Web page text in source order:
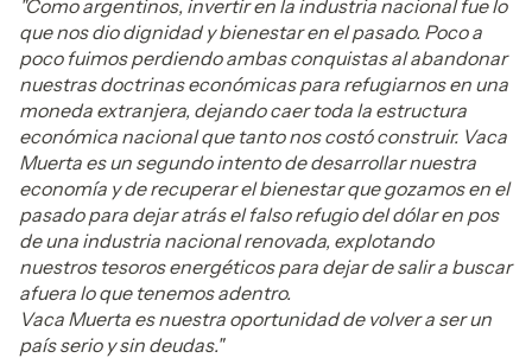
"Como argentinos, invertir en la industria nacional fue lo
que nos dio dignidad y bienestar en el pasado. Poco a
poco fuimos perdiendo ambas conquistas al abandonar
nuestras doctrinas económicas para refugiarnos en una
moneda extranjera, dejando caer toda la estructura
económica nacional que tanto nos costó construir. Vaca
Muerta es un segundo intento de desarrollar nuestra
economía y de recuperar el bienestar que gozamos en el
pasado para dejar atrás el falso refugio del dólar en pos
de una industria nacional renovada, explotando
nuestros tesoros energéticos para dejar de salir a buscar
afuera lo que tenemos adentro.
Vaca Muerta es nuestra oportunidad de volver a ser un
país serio y sin deudas."